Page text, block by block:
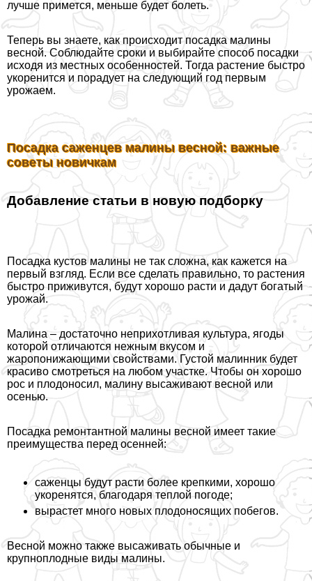
лучше примется, меньше будет болеть.
Теперь вы знаете, как происходит посадка малины
весной. Соблюдайте сроки и выбирайте способ посадки
исходя из местных особенностей. Тогда растение быстро
укоренится и порадует на следующий год первым
урожаем.
Посадка саженцев малины весной: важные
советы новичкам
Добавление статьи в новую подборку
Посадка кустов малины не так сложна, как кажется на
первый взгляд. Если все сделать правильно, то растения
быстро приживутся, будут хорошо расти и дадут богатый
урожай.
Малина – достаточно неприхотливая культура, ягоды
которой отличаются нежным вкусом и
жаропонижающими свойствами. Густой малинник будет
красиво смотреться на любом участке. Чтобы он хорошо
рос и плодоносил, малину высаживают весной или
осенью.
Посадка ремонтантной малины весной имеет такие
преимущества перед осенней:
саженцы будут расти более крепкими, хорошо
укоренятся, благодаря теплой погоде;
вырастет много новых плодоносящих побегов.
Весной можно также высаживать обычные и
крупноплодные виды малины.